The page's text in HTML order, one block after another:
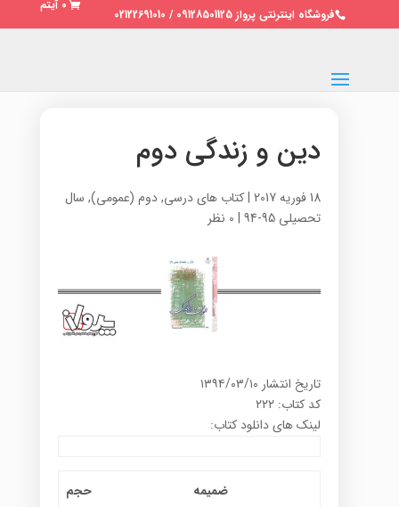
فروشگاه اینترنتی پرواز 09128501125 / 02122691010
0 آیتم
دین و زندگی دوم
18 فوریه 2017 |کتاب های درسی,دوم (عمومی), سال
تحصیلی 95-94
| 0 نظر
تاریخ انتشار ۱۳۹۴/۰۳/۱۰
کد کتاب: ۲۲۲
لینک های دانلود کتاب:
ضمیمه حجم